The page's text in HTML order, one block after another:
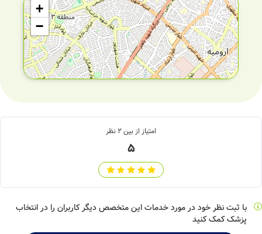
+
−
OpenStreetMap contributors
امتیاز از بین2نظر
با ثبت نظر خود در مورد خدمات این متخصص دیگر کاربران را در انتخاب
پزشک کمک کنید